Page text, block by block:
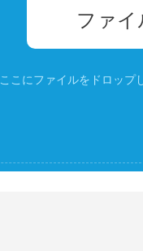
ファイ
ここにファイルをドロップ